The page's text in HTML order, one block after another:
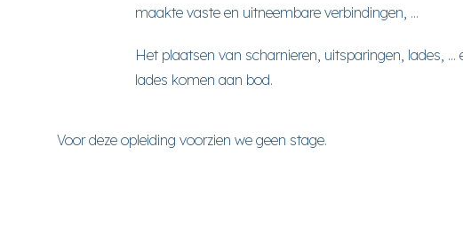
maakte vaste en uitneembare verbindingen, ...
Het plaatsen van scharnieren, uitsparingen, lades,
lades komen aan bod.
Voor deze opleiding voorzien we geen stage.